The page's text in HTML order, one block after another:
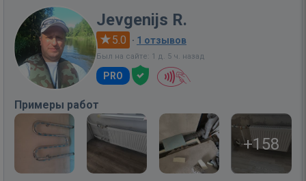
Jevgenijs R.
5.0 · 1 отзывов
Был на сайте: 1 д. 5 ч. назад
PRO
Примеры работ
+158